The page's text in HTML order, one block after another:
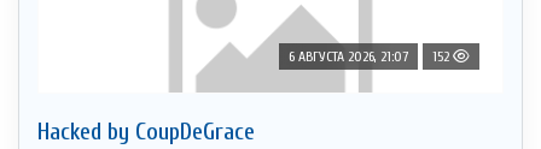
6 АВГУСТА 2026, 21:07 152
Hacked by CoupDeGrace